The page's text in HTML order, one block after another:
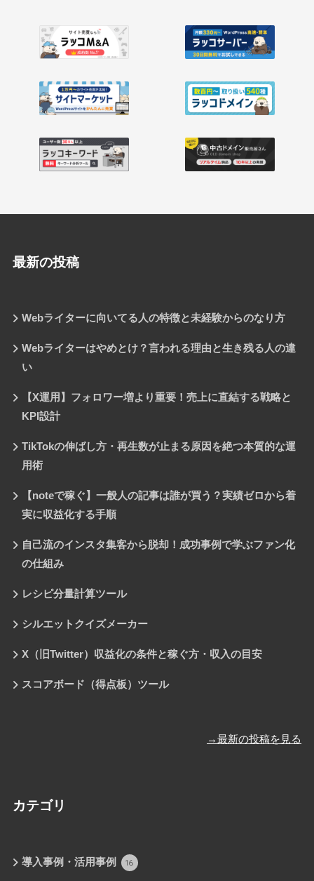
最新の投稿
Webライターに向いてる人の特徴と未経験からのなり方
Webライターはやめとけ？言われる理由と生き残る人の違
い
【X運用】フォロワー増より重要！売上に直結する戦略と
KPI設計
TikTokの伸ばし方・再生数が止まる原因を絶つ本質的な運
用術
【noteで稼ぐ】一般人の記事は誰が買う？実績ゼロから着
実に収益化する手順
自己流のインスタ集客から脱却！成功事例で学ぶファン化
の仕組み
レシピ分量計算ツール
シルエットクイズメーカー
X（旧Twitter）収益化の条件と稼ぐ方・収入の目安
スコアボード（得点板）ツール
→最新の投稿を見る
カテゴリ
導入事例・活用事例 16